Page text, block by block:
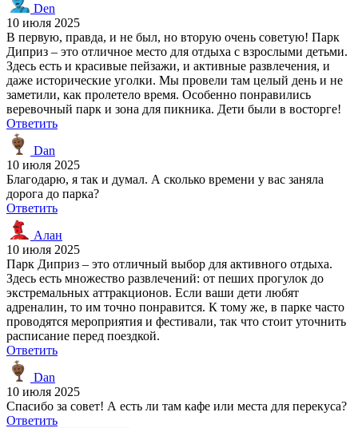
Den
10 июля 2025
В первую, правда, и не был, но вторую очень советую! Парк
Диприз – это отличное место для отдыха с взрослыми детьми.
Здесь есть и красивые пейзажи, и активные развлечения, и
даже исторические уголки. Мы провели там целый день и не
заметили, как пролетело время. Особенно понравились
веревочный парк и зона для пикника. Дети были в восторге!
Ответить
Dan
10 июля 2025
Благодарю, я так и думал. А сколько времени у вас заняла
дорога до парка?
Ответить
Алан
10 июля 2025
Парк Диприз – это отличный выбор для активного отдыха.
Здесь есть множество развлечений: от пеших прогулок до
экстремальных аттракционов. Если ваши дети любят
адреналин, то им точно понравится. К тому же, в парке часто
проводятся мероприятия и фестивали, так что стоит уточнить
расписание перед поездкой.
Ответить
Dan
10 июля 2025
Спасибо за совет! А есть ли там кафе или места для перекуса?
Ответить